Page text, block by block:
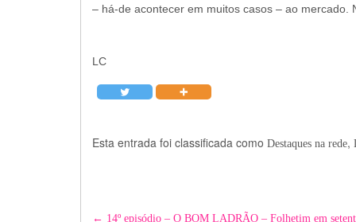
– há-de acontecer em muitos casos – ao mercado.
LC
Esta entrada foi classificada como Destaques na rede,
← 14º episódio – O BOM LADRÃO – Folhetim em